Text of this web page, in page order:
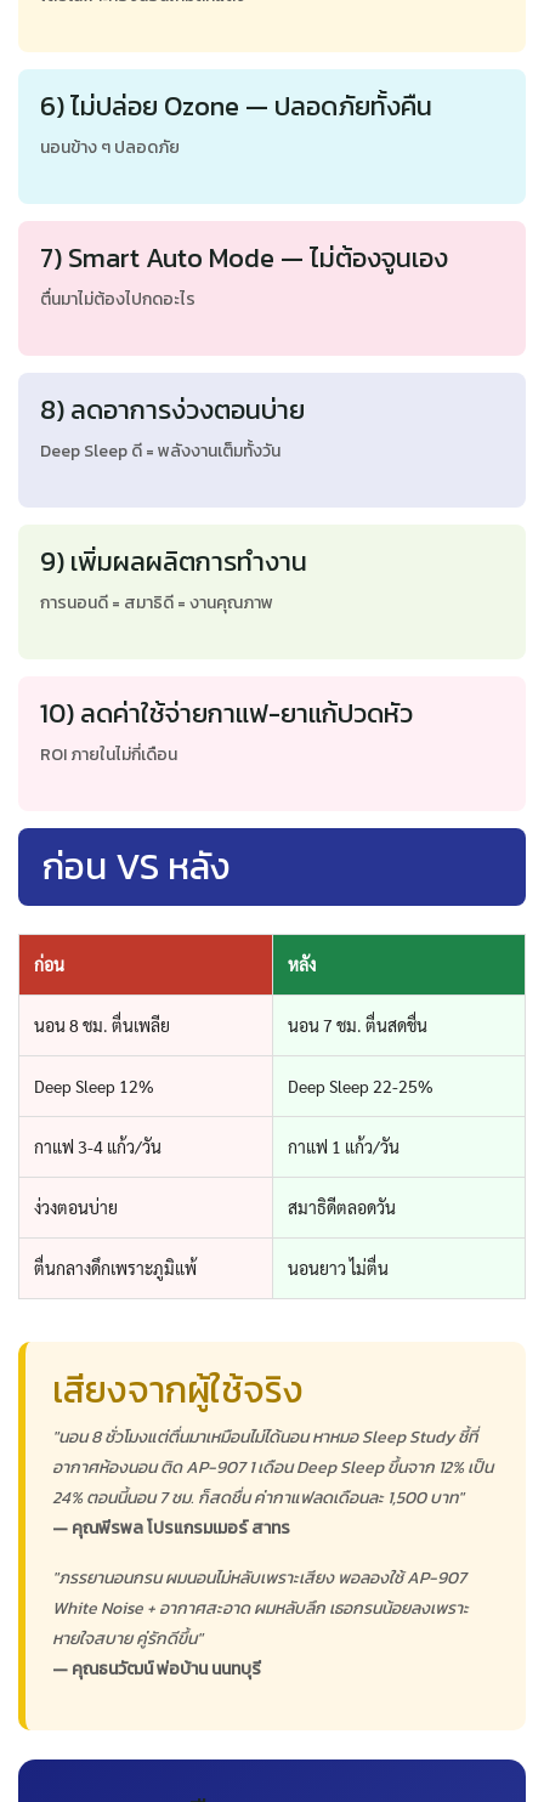
6) ไม่ปล่อย Ozone — ปลอดภัยทั้งคืน
นอนข้าง ๆ ปลอดภัย
7) Smart Auto Mode — ไม่ต้องจูนเอง
ตื่นมาไม่ต้องไปกดอะไร
8) ลดอาการง่วงตอนบ่าย
Deep Sleep ดี = พลังงานเต็มทั้งวัน
9) เพิ่มผลผลิตการทำงาน
การนอนดี = สมาธิดี = งานคุณภาพ
10) ลดค่าใช้จ่ายกาแฟ-ยาแก้ปวดหัว
ROI ภายในไม่กี่เดือน
ก่อน VS หลัง
ก่อน หลัง
นอน 8 ชม. ตื่นเพลีย นอน 7 ชม. ตื่นสดชื่น
Deep Sleep 12% Deep Sleep 22-25%
กาแฟ 3-4 แก้ว/วัน กาแฟ 1 แก้ว/วัน
ง่วงตอนบ่าย สมาธิดีตลอดวัน
ตื่นกลางดึกเพราะภูมิแพ้ นอนยาว ไม่ตื่น
เสียงจากผู้ใช้จริง
"นอน 8 ชั่วโมงแต่ตื่นมาเหมือนไม่ได้นอน หาหมอ Sleep Study ชี้ที่
อากาศห้องนอน ติด AP-907 1 เดือน Deep Sleep ขึ้นจาก 12% เป็น
24% ตอนนี้นอน 7 ชม. ก็สดชื่น ค่ากาแฟลดเดือนละ 1,500 บาท"
— คุณพีรพล โปรแกรมเมอร์ สาทร
"ภรรยานอนกรน ผมนอนไม่หลับเพราะเสียง พอลองใช้ AP-907
White Noise + อากาศสะอาด ผมหลับลึก เธอกรนน้อยลงเพราะ
หายใจสบาย คู่รักดีขึ้น"
— คุณธนวัฒน์ พ่อบ้าน นนทบุรี